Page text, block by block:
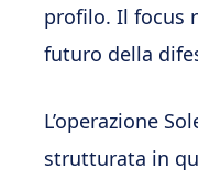
profilo. Il focus
futuro della
L’operazione
strutturata in